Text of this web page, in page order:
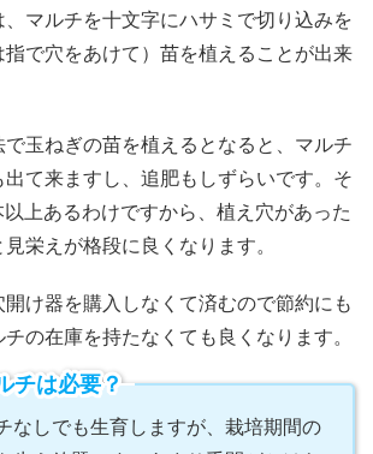
マルチを十文字にハサミで切り込みを
指で穴をあけて）苗を植えることが出来
で玉ねぎの苗を植えるとなると、マルチ
て来ますし、追肥もしずらいです。そ
上あるわけですから、植え穴があった
栄えが格段に良くなります。
け器を購入しなくて済むので節約にも
の在庫を持たなくても良くなります。
チは必要？
なしでも生育しますが、栽培期間の